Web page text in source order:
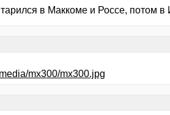
в Маккоме и Россе, потом в
mx300/mx300.jpg